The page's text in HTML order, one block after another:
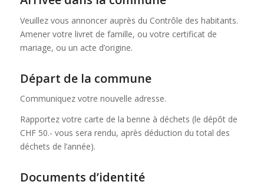
Veuillez vous annoncer auprès du Contrôle des habitants.
Amener votre livret de famille, ou votre certificat de
mariage, ou un acte d’origine.
Départ de la commune
Communiquez votre nouvelle adresse.
Rapportez votre carte de la benne à déchets (le dépôt de
CHF 50.- vous sera rendu, après déduction du total des
déchets de l’année).
Documents d’identité